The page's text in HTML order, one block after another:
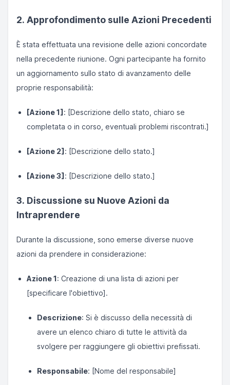
2. Approfondimento sulle Azioni Precedenti
È stata effettuata una revisione delle azioni concordate
nella precedente riunione. Ogni partecipante ha fornito
un aggiornamento sullo stato di avanzamento delle
proprie responsabilità:
[Azione 1] : [Descrizione dello stato, chiaro se
completata o in corso, eventuali problemi riscontrati.]
[Azione 2] : [Descrizione dello stato.]
[Azione 3] : [Descrizione dello stato.]
3. Discussione su Nuove Azioni da
Intraprendere
Durante la discussione, sono emerse diverse nuove
azioni da prendere in considerazione:
Azione 1: Creazione di una lista di azioni per
[specificare l'obiettivo].
Descrizione: Si è discusso della necessità di
avere un elenco chiaro di tutte le attività da
svolgere per raggiungere gli obiettivi prefissati.
Responsabile: [Nome del responsabile]